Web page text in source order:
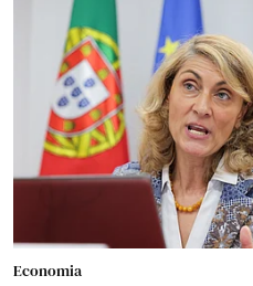
Economia